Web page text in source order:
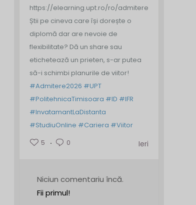
https://elearning.upt.ro/ro/admitere/
Știi pe cineva care își dorește o
diplomă dar are nevoie de
flexibilitate? Dă un share sau
etichetează un prieten, s-ar putea
să-i schimbi planurile de viitor!
#Admitere2026 #UPT
#PolitehnicaTimisoara #ID #IFR
#InvatamantLaDistanta
#StudiuOnline #Cariera #Viitor
5
0 Ieri
Niciun comentariu încă.
Fii primul!